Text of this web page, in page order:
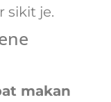
sikit je.
makan